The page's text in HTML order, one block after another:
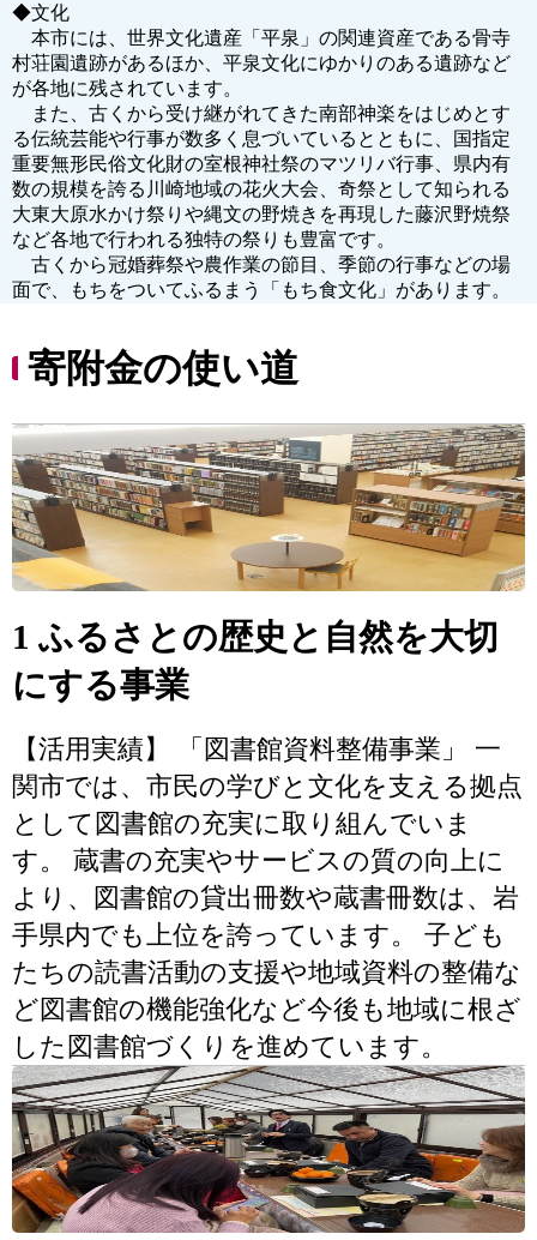
◆文化
本市には、世界文化遺産「平泉」の関連資産である骨寺
村荘園遺跡があるほか、平泉文化にゆかりのある遺跡など
が各地に残されています。
また、古くから受け継がれてきた南部神楽をはじめとす
る伝統芸能や行事が数多く息づいているとともに、国指定
重要無形民俗文化財の室根神社祭のマツリバ行事、県内有
数の規模を誇る川崎地域の花火大会、奇祭として知られる
大東大原水かけ祭りや縄文の野焼きを再現した藤沢野焼祭
など各地で行われる独特の祭りも豊富です。
古くから冠婚葬祭や農作業の節目、季節の行事などの場
面で、もちをついてふるまう「もち食文化」があります。
寄附金の使い道
1 ふるさとの歴史と自然を大切
にする事業
【活用実績】 「図書館資料整備事業」 一
関市では、市民の学びと文化を支える拠点
として図書館の充実に取り組んでいま
す。 蔵書の充実やサービスの質の向上に
より、図書館の貸出冊数や蔵書冊数は、岩
手県内でも上位を誇っています。 子ども
たちの読書活動の支援や地域資料の整備な
ど図書館の機能強化など今後も地域に根ざ
した図書館づくりを進めています。